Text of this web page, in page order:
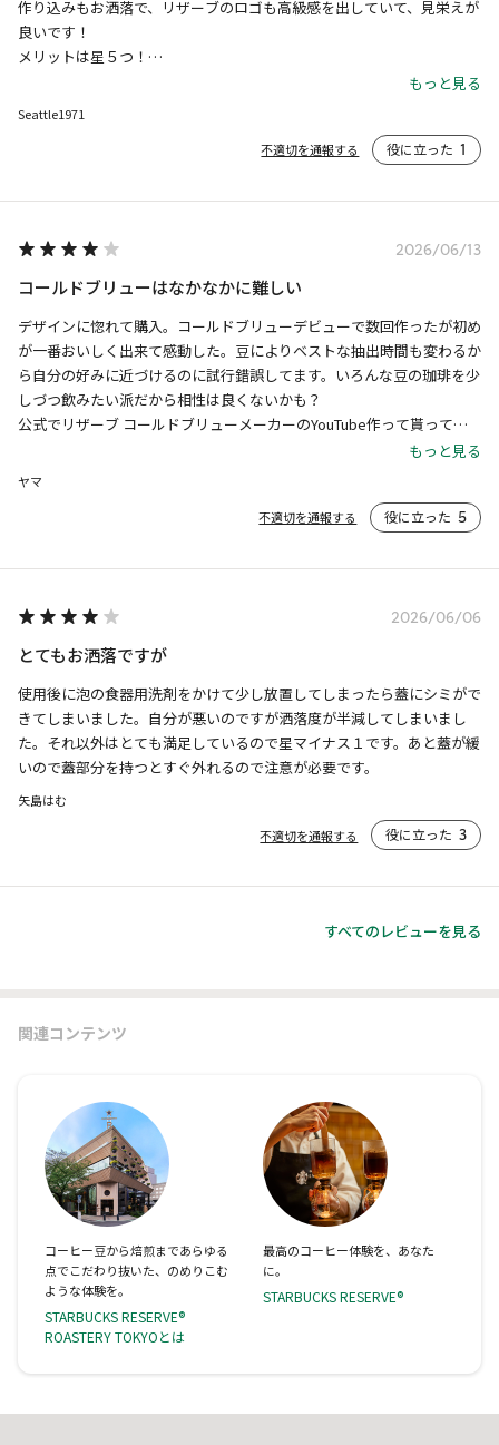
作り込みもお洒落で、リザーブのロゴも高級感を出していて、見栄えが
良いです！
メリットは星５つ！
デメリットは、水出しなので仕方ないが抽出時間が長い。夜に仕込んで
コーヒー豆の使用が多い、ちなみに自分は１回３５グラムで抽出してい
グラス、３杯くらい飲めます。何杯も飲む方には少なく感じるかも。
かない事もあります。
デメリットは星２つ。
ちなみに昨年より主に夏場に使用しています。パーツのシリコンゴムが
破れだしているので、スペアパーツを販売してくれると、長いお付き合
いができると思います。
スタバさん、スペアパーツの販売もお願いします。
もっと見る
Seattle1971
不適切を通報する 役に立った 1
2026/06/13
コールドブリューはなかなかに難しい
デザインに惚れて購入。コールドブリューデビューで数回作ったが初め
が一番おいしく出来て感動した。豆によりベストな抽出時間も変わるか
ら自分の好みに近づけるのに試行錯誤してます。いろんな豆の珈琲を少
しづつ飲みたい派だから相性は良くないかも？
公式でリザーブ コールドブリューメーカーのYouTube作って貰ってア
もっと見る
ヤマ
不適切を通報する 役に立った 5
2026/06/06
とてもお洒落ですが
使用後に泡の食器用洗剤をかけて少し放置してしまったら蓋にシミがで
きてしまいました。自分が悪いのですが洒落度が半減してしまいまし
た。それ以外はとても満足しているので星マイナス１です。あと蓋が緩
いので蓋部分を持つとすぐ外れるので注意が必要です。
矢島はむ
不適切を通報する 役に立った 3
すべてのレビューを見る
関連コンテンツ
コーヒー豆から焙煎まであらゆる
点でこだわり抜いた、のめりこむ
ような体験を。
STARBUCKS RESERVE®
ROASTERY TOKYOとは
最高のコーヒー体験を、あなた
に。
STARBUCKS RESERVE®